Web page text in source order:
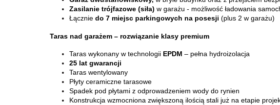
Zasilanie trójfazowe (siła) w garażu - możliwość ładowania
Łącznie do 7 miejsc parkingowych na posesji (plus 2 w garażu)
Taras nad garażem – rozwiązanie klasy premium
Taras wykonany w technologii EPDM – pełna hydroizolacja
25 lat gwarancji
Taras wentylowany
Płyty ceramiczne tarasowe
Spadek pod płytami z odprowadzeniem wody do rynien
Konstrukcja wzmocniona zwiększoną ilością stali już na etapie